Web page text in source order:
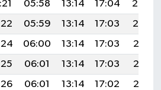
05:58 13:14 17:04
20:20
05:59 13:14 17:03
20:19
06:00 13:14 17:03
20:18
06:01 13:14 17:03
20:17
06:01 13:14 17:02
20:16